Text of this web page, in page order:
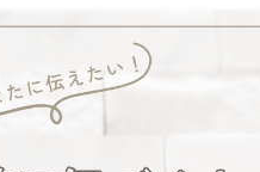
profile
blog